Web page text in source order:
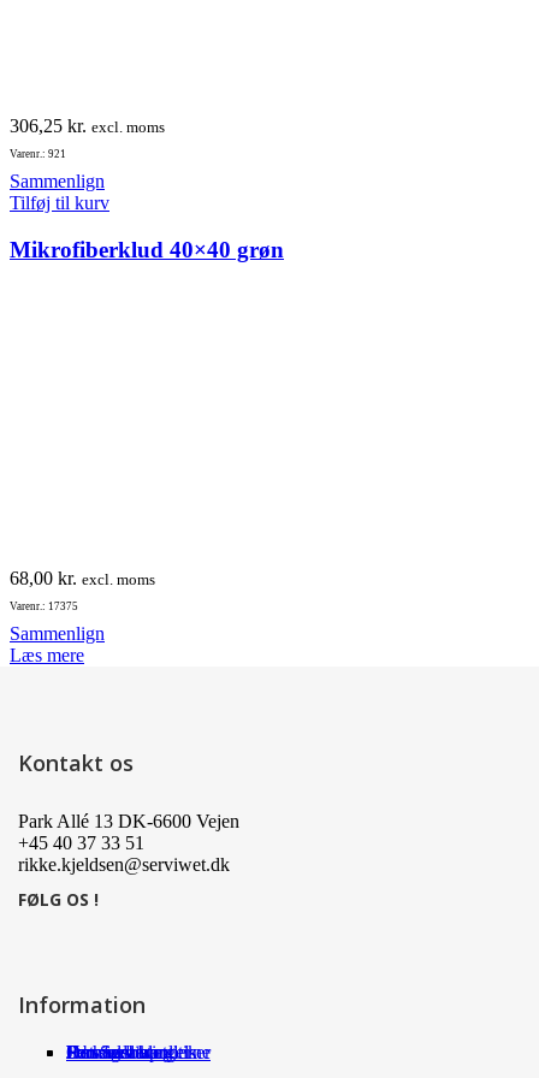
306,25 kr. excl. moms
Varenr.: 921
Sammenlign
Tilføj til kurv
Mikrofiberklud 40×40 grøn
68,00 kr. excl. moms
Varenr.: 17375
Sammenlign
Læs mere
Kontakt os
Park Allé 13 DK-6600 Vejen
+45 40 37 33 51
rikke.kjeldsen@serviwet.dk
FØLG OS !
Information
Om Serviwet
Serviwet blog
Forhandlere
Persondatapolitik
Handelsbetingelser
Det siger kunderne
Jobs